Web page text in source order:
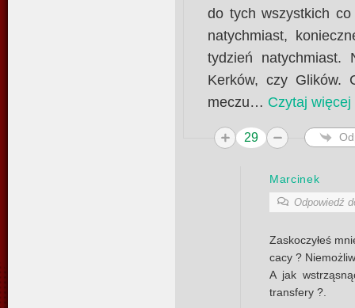
do tych wszystkich co
natychmiast,
tydzień natychmiast.
Kerków, czy
meczu… Czytaj więcej
29
Marcinek
Odpowiedź
Zaskoczyłeś
cacy ?
A jak
transfery ?.